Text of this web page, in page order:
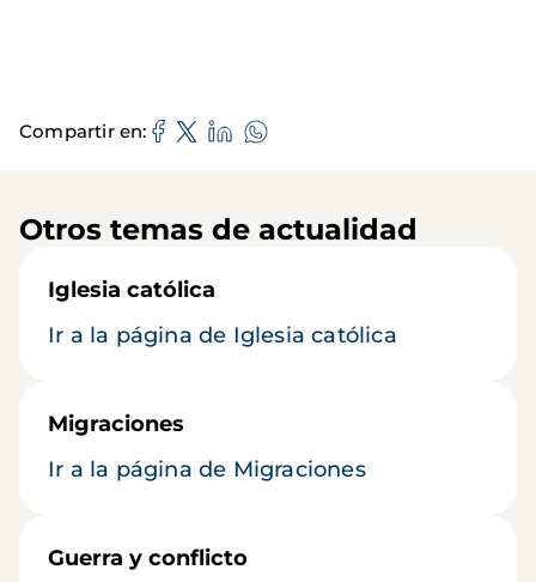
Compartir en
Otros temas de actualidad
Iglesia católica
Ir a la página de Iglesia católica
Migraciones
Ir a la página de Migraciones
Guerra y conflicto